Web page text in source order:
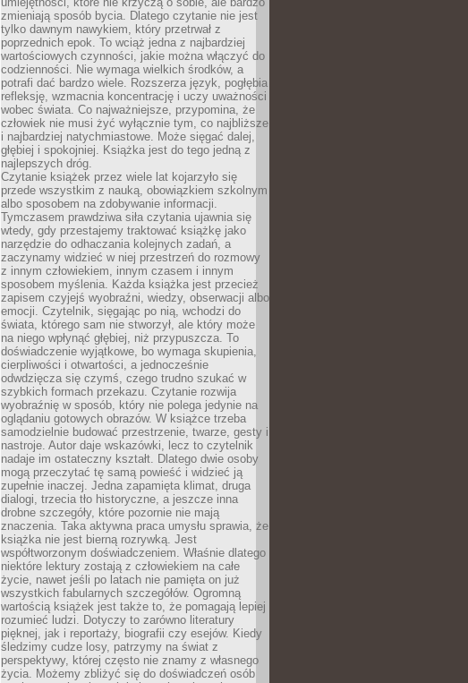
zmieniają sposób bycia. Dlatego czytanie nie jest
tylko dawnym nawykiem, który przetrwał z
poprzednich epok. To wciąż jedna z najbardziej
wartościowych czynności, jakie można włączyć do
codzienności. Nie wymaga wielkich środków, a
potrafi dać bardzo wiele. Rozszerza język, pogłębia
refleksję, wzmacnia koncentrację i uczy uważności
wobec świata. Co najważniejsze, przypomina, że
człowiek nie musi żyć wyłącznie tym, co najbliższe
i najbardziej natychmiastowe. Może sięgać dalej,
głębiej i spokojniej. Książka jest do tego jedną z
najlepszych dróg.
Czytanie książek przez wiele lat kojarzyło się
przede wszystkim z nauką, obowiązkiem szkolnym
albo sposobem na zdobywanie informacji.
Tymczasem prawdziwa siła czytania ujawnia się
wtedy, gdy przestajemy traktować książkę jako
narzędzie do odhaczania kolejnych zadań, a
zaczynamy widzieć w niej przestrzeń do rozmowy
z innym człowiekiem, innym czasem i innym
sposobem myślenia. Każda książka jest przecież
zapisem czyjejś wyobraźni, wiedzy, obserwacji albo
emocji. Czytelnik, sięgając po nią, wchodzi do
świata, którego sam nie stworzył, ale który może
na niego wpłynąć głębiej, niż przypuszcza. To
doświadczenie wyjątkowe, bo wymaga skupienia,
cierpliwości i otwartości, a jednocześnie
odwdzięcza się czymś, czego trudno szukać w
szybkich formach przekazu. Czytanie rozwija
wyobraźnię w sposób, który nie polega jedynie na
oglądaniu gotowych obrazów. W książce trzeba
samodzielnie budować przestrzenie, twarze, gesty i
nastroje. Autor daje wskazówki, lecz to czytelnik
nadaje im ostateczny kształt. Dlatego dwie osoby
mogą przeczytać tę samą powieść i widzieć ją
zupełnie inaczej. Jedna zapamięta klimat, druga
dialogi, trzecia tło historyczne, a jeszcze inna
drobne szczegóły, które pozornie nie mają
znaczenia. Taka aktywna praca umysłu sprawia, że
książka nie jest bierną rozrywką. Jest
współtworzonym doświadczeniem. Właśnie dlatego
niektóre lektury zostają z człowiekiem na całe
życie, nawet jeśli po latach nie pamięta on już
wszystkich fabularnych szczegółów. Ogromną
wartością książek jest także to, że pomagają lepiej
rozumieć ludzi. Dotyczy to zarówno literatury
pięknej, jak i reportaży, biografii czy esejów. Kiedy
śledzimy cudze losy, patrzymy na świat z
perspektywy, której często nie znamy z własnego
życia. Możemy zbliżyć się do doświadczeń osób